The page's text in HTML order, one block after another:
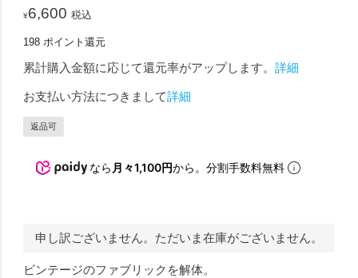
¥6,600 税込
198 ポイント還元
累計購入金額に応じて還元率がアップします。詳細
お支払い方法につきまして詳細
返品可
なら 月々1,100円から。分割手数料無料
申し訳ございません。ただいま在庫がございません。
ビンテージのファブリックを解体。